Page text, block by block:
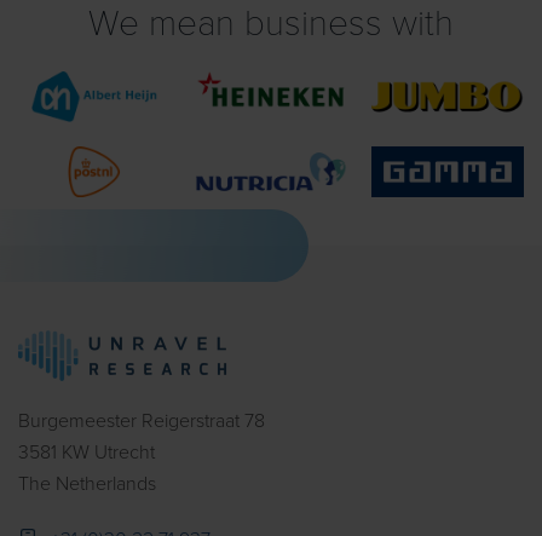
We mean business with
Burgemeester Reigerstraat 78
3581 KW Utrecht
The Netherlands